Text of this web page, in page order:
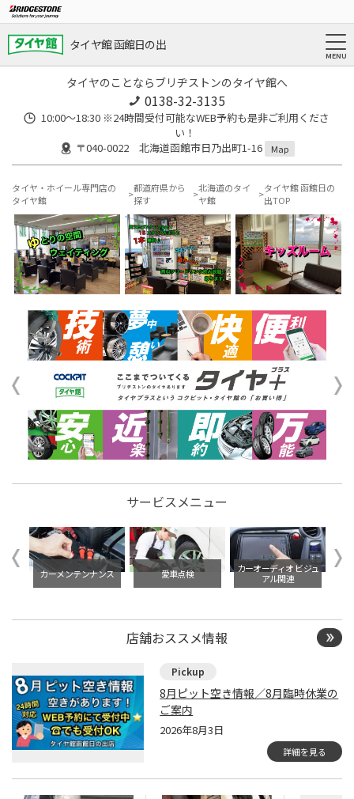
タイヤ館 函館日の出
タイヤのことならブリヂストンのタイヤ館へ
0138-32-3135
10:00～18:30 ※24時間受付可能なWEB予約も是非ご利用くださ
い！
〒040-0022 北海道函館市日乃出町1-16
Map
タイヤ・ホイール専門店の
タイヤ館
都道府県から
探す
北海道のタイ
ヤ館
タイヤ館 函館日の
出TOP
サービスメニュー
交 カーメンテンナンス 愛車点検
カーオーディオ ビジュ
アル関連
店舗おススメ情報
8月ピット空き情報／8月臨時休業の
ご案内
2026年8月3日
詳細を見る